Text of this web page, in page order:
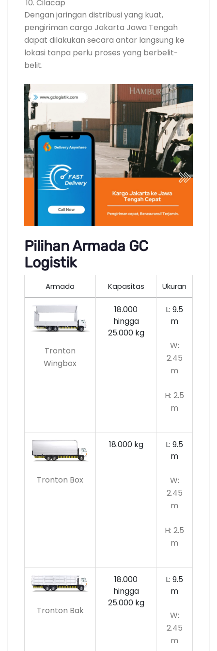
Cilacap
Dengan jaringan distribusi yang kuat,
pengiriman cargo Jakarta Jawa Tengah
dapat dilakukan secara antar langsung ke
lokasi tanpa perlu proses yang berbelit-
belit.
Pilihan Armada GC
Logistik
Armada Kapasitas Ukuran
Tronton
Wingbox
18.000
hingga
25.000 kg
L: 9.5
m
W:
2.45
m
H: 2.5
m
Tronton Box
18.000 kg
L: 9.5
m
W:
2.45
m
H: 2.5
m
Tronton Bak
18.000
hingga
25.000 kg
L: 9.5
m
W:
2.45
m